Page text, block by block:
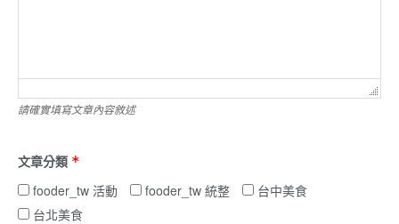
請確實填寫文章內容敘述
文章分類 *
fooder_tw 活動 fooder_tw 統整
台中美食
台北美食